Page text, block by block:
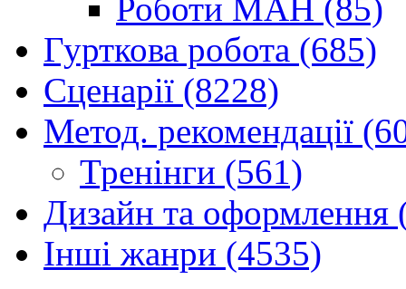
Роботи МАН (85)
Гурткова робота (685)
Сценарії (8228)
Метод. рекомендації
Тренінги (561)
Дизайн та оформлення
Інші жанри (4535)